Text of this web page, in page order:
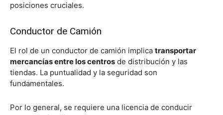
posiciones cruciales.
Conductor de Camión
El rol de un conductor de camión implica transportar
mercancías entre los centros de distribución y las
tiendas. La puntualidad y la seguridad son
fundamentales.
Por lo general, se requiere una licencia de conducir